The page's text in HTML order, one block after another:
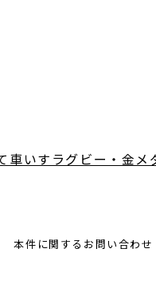
いすラグビー・金
本件に関するお問い合わ